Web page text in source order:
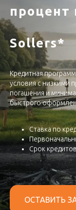
процент
Sollers*
Кредитная
условия с низкими
погашения и
быстрого
Ставка по
Срок
ОСТАВИТЬ